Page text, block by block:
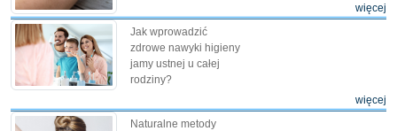
więcej
Jak wprowadzić
zdrowe nawyki higieny
jamy ustnej u całej
rodziny?
więcej
Naturalne metody